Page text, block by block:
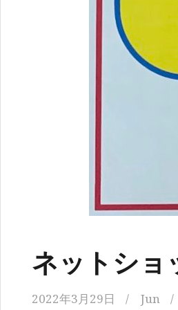
ネットショ
2022年3月29日 Jun